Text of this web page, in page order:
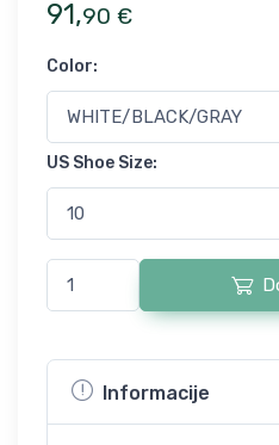
91,90 €
Color:
US Shoe Size:
Informacije